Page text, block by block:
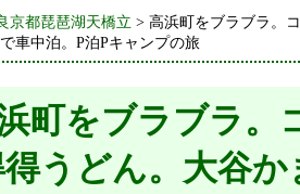
京都琵琶湖天橋立 > 高浜町をブラブラ。
車中泊。P泊Pキャンプの旅
町をブラブラ。
うどん。大谷